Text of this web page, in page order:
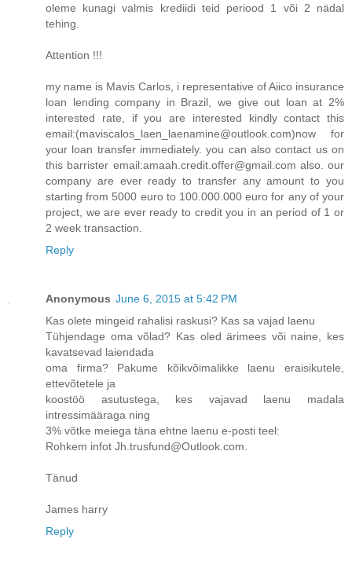
oleme kunagi valmis krediidi teid periood 1 või 2 nädal
tehing.
Attention !!!
my name is Mavis Carlos, i representative of Aiico insurance
loan lending company in Brazil, we give out loan at 2%
interested rate, if you are interested kindly contact this
email:(maviscalos_laen_laenamine@outlook.com)now for
your loan transfer immediately. you can also contact us on
this barrister email:amaah.credit.offer@gmail.com also. our
company are ever ready to transfer any amount to you
starting from 5000 euro to 100.000.000 euro for any of your
project, we are ever ready to credit you in an period of 1 or
2 week transaction.
Reply
Anonymous June 6, 2015 at 5:42 PM
Kas olete mingeid rahalisi raskusi? Kas sa vajad laenu
Tühjendage oma võlad? Kas oled ärimees või naine, kes
kavatsevad laiendada
oma firma? Pakume kõikvõimalikke laenu eraisikutele,
ettevõtetele ja
koostöö asutustega, kes vajavad laenu madala
intressimääraga ning
3% võtke meiega täna ehtne laenu e-posti teel:
Rohkem infot Jh.trusfund@Outlook.com.
Tänud
James harry
Reply